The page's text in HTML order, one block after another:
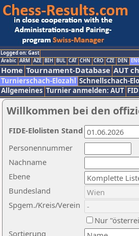
Logged on: Gast
Arabic ARM AZE BIH BUL CAT CHN CRO CZE DEN
Home Tournament-Database AUT
Turnierschach-Elozahl Schnellschach-
Allgemeines Turnier anmelden: AUT
Willkommen bei den
Nachname
Ebene
Sortierung
Personennummer
Bundesland
Spgem./Kreis/Verein
Nur
FIDE-Elolisten Stand